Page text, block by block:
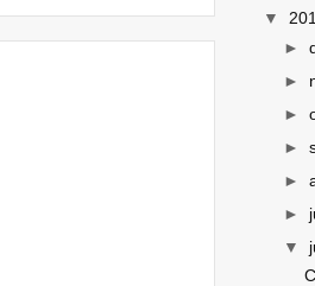
▼
►
►
►
►
►
►
▼